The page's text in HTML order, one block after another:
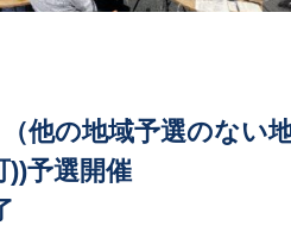
の地域予選のない
予選開催